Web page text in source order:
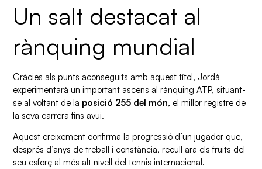
Un salt destacat al
rànquing mundial
Gràcies als punts aconseguits amb aquest títol, Jordà
experimentarà un important ascens al rànquing ATP, situant-
se al voltant de la posició 255 del món, el millor registre de
la seva carrera fins avui.
Aquest creixement confirma la progressió d’un jugador que,
després d’anys de treball i constància, recull ara els fruits del
seu esforç al més alt nivell del tennis internacional.